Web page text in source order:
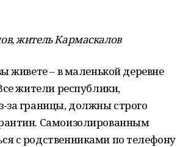
житель Кармаскалов
живете – в маленькой деревне
жители республики,
за границы, должны строго
Самоизолированным
с родственниками по телефону